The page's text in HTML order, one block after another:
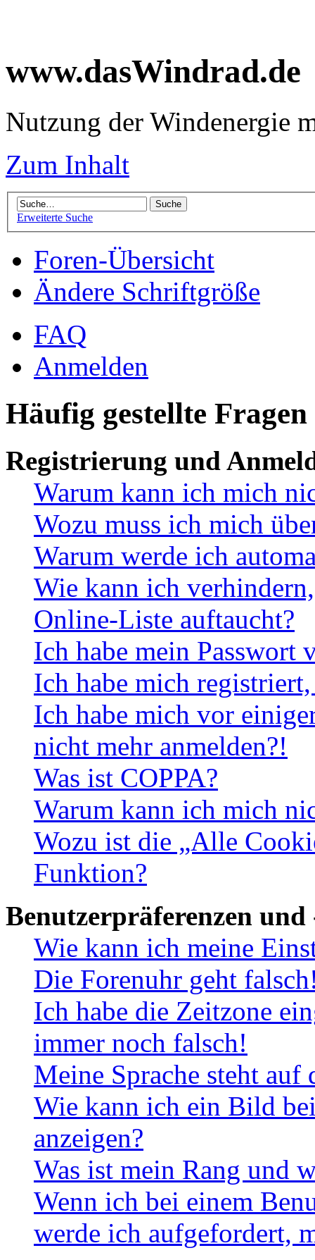
www.dasWindrad.de
Nutzung der Windenergie
Zum Inhalt
Erweiterte Suche
Foren-Übersicht
Ändere Schriftgröße
FAQ
Anmelden
Häufig gestellte Fragen
Registrierung und
Warum kann ich mich
Wozu muss ich mich
Warum werde ich
Wie kann ich
Online-Liste auftaucht?
Ich habe mein Passwort
Ich habe mich
Ich habe mich vor
nicht mehr anmelden?!
Was ist COPPA?
Warum kann ich mich
Wozu ist die „Alle
Funktion?
Benutzerpräferenzen und
Wie kann ich meine
Die Forenuhr geht
Ich habe die Zeitzone
immer noch falsch!
Meine Sprache steht
Wie kann ich ein Bild
anzeigen?
Was ist mein Rang und
Wenn ich bei einem
werde ich aufgefordert,